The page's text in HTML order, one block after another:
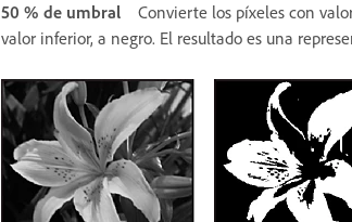
50 % de umbral
Convierte los píxeles con
valor inferior, a negro. El resultado es una